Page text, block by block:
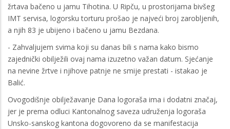
žrtava bačeno u jamu Tihotina. U Ripču, u prostorijama bivšeg
IMT servisa, logorsku torturu prošao je najveći broj zarobljenih,
a njih 83 je ubijeno i bačeno u jamu Bezdana.
- Zahvaljujem svima koji su danas bili s nama kako bismo
zajednički obilježili ovaj nama izuzetno važan datum. Sjećanje
na nevine žrtve i njihove patnje ne smije prestati - istakao je
Balić.
Ovogodišnje obilježavanje Dana logoraša ima i dodatni značaj,
jer je prema odluci Kantonalnog saveza udruženja logoraša
Unsko-sanskog kantona dogovoreno da se manifestacija